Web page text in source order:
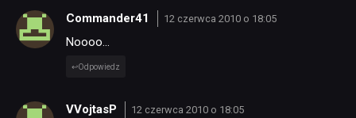
Commander41 12 czerwca 2010 o 18:05
Noooo…
Odpowiedz
VVojtasP 12 czerwca 2010 o 18:05